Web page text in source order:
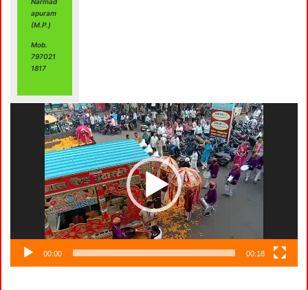
apuram
(M.P.)
Mob.
797021
1817
00:00 00:18